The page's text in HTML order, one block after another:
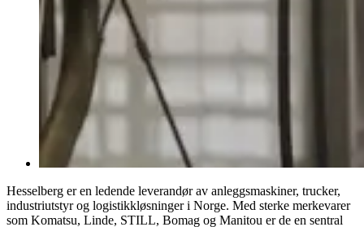
Hesselberg er en ledende leverandør av anleggsmaskiner, trucker,
industriutstyr og logistikkløsninger i Norge. Med sterke merkevarer
som Komatsu, Linde, STILL, Bomag og Manitou er de en sentral